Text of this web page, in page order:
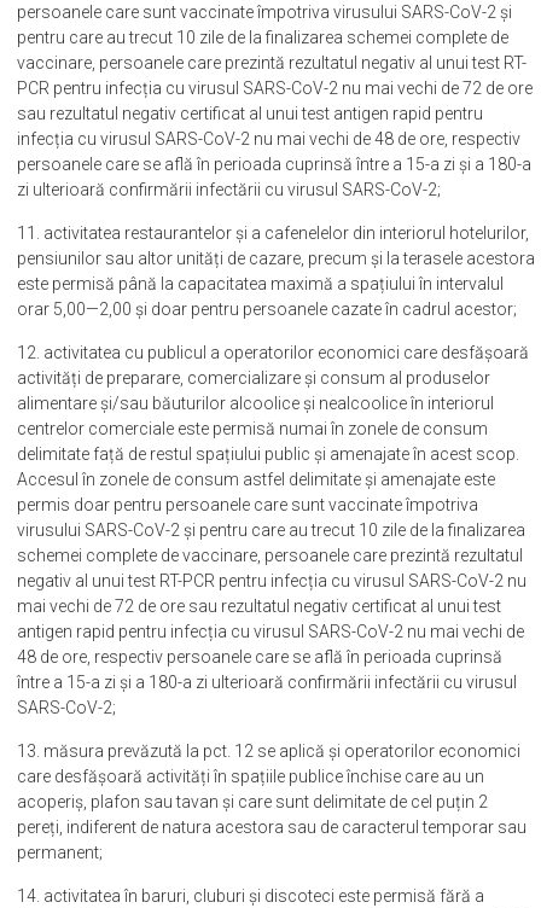
persoanele care sunt vaccinate împotriva virusului SARS-CoV-2 și
pentru care au trecut 10 zile de la finalizarea schemei complete de
vaccinare, persoanele care prezintă rezultatul negativ al unui test RT-
PCR pentru infecția cu virusul SARS-CoV-2 nu mai vechi de 72 de ore
sau rezultatul negativ certificat al unui test antigen rapid pentru
infecția cu virusul SARS-CoV-2 nu mai vechi de 48 de ore, respectiv
persoanele care se află în perioada cuprinsă între a 15-a zi și a 180-a
zi ulterioară confirmării infectării cu virusul SARS-CoV-2;
11. activitatea restaurantelor și a cafenelelor din interiorul hotelurilor,
pensiunilor sau altor unități de cazare, precum și la terasele acestora
este permisă până la capacitatea maximă a spațiului în intervalul
orar 5,00—2,00 şi doar pentru persoanele cazate în cadrul acestor;
12. activitatea cu publicul a operatorilor economici care desfășoară
activități de preparare, comercializare și consum al produselor
alimentare și/sau băuturilor alcoolice și nealcoolice în interiorul
centrelor comerciale este permisă numai în zonele de consum
delimitate față de restul spațiului public și amenajate în acest scop.
Accesul în zonele de consum astfel delimitate și amenajate este
permis doar pentru persoanele care sunt vaccinate împotriva
virusului SARS-CoV-2 și pentru care au trecut 10 zile de la finalizarea
schemei complete de vaccinare, persoanele care prezintă rezultatul
negativ al unui test RT-PCR pentru infecția cu virusul SARS-CoV-2 nu
mai vechi de 72 de ore sau rezultatul negativ certificat al unui test
antigen rapid pentru infecția cu virusul SARS-CoV-2 nu mai vechi de
48 de ore, respectiv persoanele care se află în perioada cuprinsă
între a 15-a zi și a 180-a zi ulterioară confirmării infectării cu virusul
SARS-CoV-2;
13. măsura prevăzută la pct. 12 se aplică și operatorilor economici
care desfășoară activități în spațiile publice închise care au un
acoperiș, plafon sau tavan și care sunt delimitate de cel puțin 2
pereți, indiferent de natura acestora sau de caracterul temporar sau
permanent;
14. activitatea în baruri, cluburi și discoteci este permisă fără a